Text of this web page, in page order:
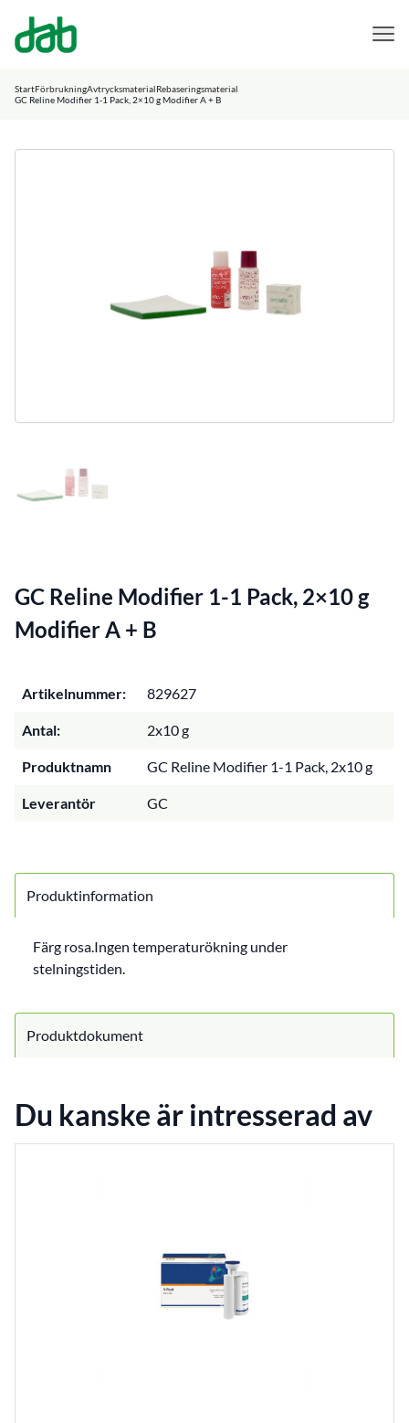
DAB Dental
StartFörbrukningAvtrycksmaterialRebaseringsmaterial
GC Reline Modifier 1-1 Pack, 2×10 g Modifier A + B
GC Reline Modifier 1-1 Pack, 2×10 g
Modifier A + B
Artikelnummer: 829627
Antal: 2x10 g
Produktnamn GC Reline Modifier 1-1 Pack, 2x10 g
Leverantör GC
Produktinformation
Färg rosa.Ingen temperaturökning under
stelningstiden.
Produktdokument
Du kanske är intresserad av